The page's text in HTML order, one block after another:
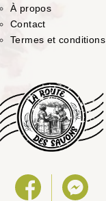
À propos
Contact
Termes et conditions